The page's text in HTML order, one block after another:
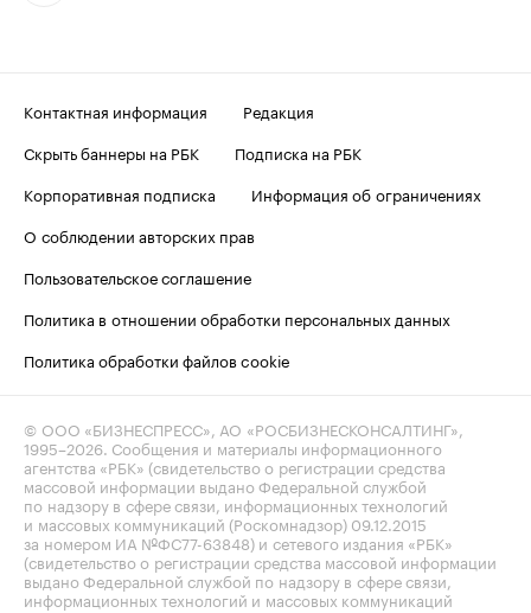
Контактная информация
Редакция
Скрыть баннеры на РБК
Подписка на РБК
Корпоративная подписка
Информация об ограничениях
О соблюдении авторских прав
Пользовательское соглашение
Политика в отношении обработки персональных данных
Политика обработки файлов cookie
© ООО «БИЗНЕСПРЕСС», АО «РОСБИЗНЕСКОНСАЛТИНГ»,
1995–2026 . Сообщения и материалы информационного
агентства «РБК» (свидетельство о регистрации средства
массовой информации выдано Федеральной службой
по надзору в сфере связи, информационных технологий
и массовых коммуникаций (Роскомнадзор) 09.12.2015
за номером ИА №ФС77-63848) и сетевого издания «РБК»
(свидетельство о регистрации средства массовой информации
выдано Федеральной службой по надзору в сфере связи,
информационных технологий и массовых коммуникаций